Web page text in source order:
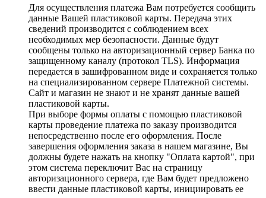
Для осуществления платежа Вам потребуется сообщить
данные Вашей пластиковой карты. Передача этих
сведений производится с соблюдением всех
необходимых мер безопасности. Данные будут
сообщены только на авторизационный сервер Банка по
защищенному каналу (протокол TLS). Информация
передается в зашифрованном виде и сохраняется только
на специализированном сервере Платежной системы.
Сайт и магазин не знают и не хранят данные вашей
пластиковой карты.
При выборе формы оплаты с помощью пластиковой
карты проведение платежа по заказу производится
непосредственно после его оформления. После
завершения оформления заказа в нашем магазине, Вы
должны будете нажать на кнопку "Оплата картой", при
этом система переключит Вас на страницу
авторизационного сервера, где Вам будет предложено
ввести данные пластиковой карты, инициировать ее